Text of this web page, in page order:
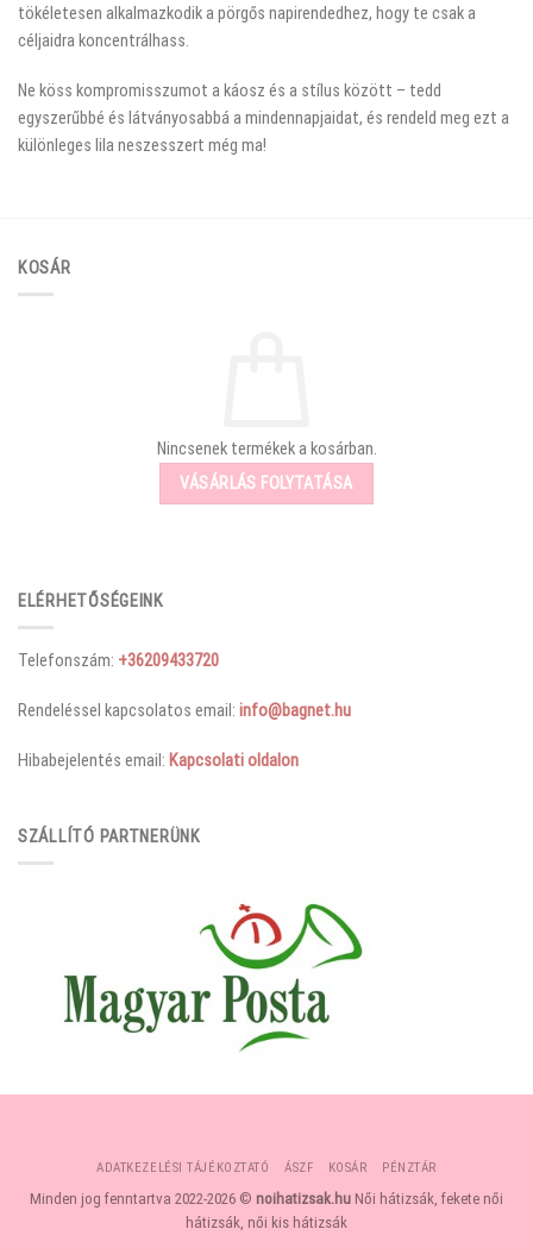
tökéletesen alkalmazkodik a pörgős napirendedhez, hogy te csak a
céljaidra koncentrálhass.
Ne köss kompromisszumot a káosz és a stílus között – tedd
egyszerűbbé és látványosabbá a mindennapjaidat, és rendeld meg ezt a
különleges lila neszesszert még ma!
KOSÁR
Nincsenek termékek a kosárban.
VÁSÁRLÁS FOLYTATÁSA
ELÉRHETŐSÉGEINK
Telefonszám: +36209433720
Rendeléssel kapcsolatos email: info@bagnet.hu
Hibabejelentés email: Kapcsolati oldalon
SZÁLLÍTÓ PARTNERÜNK
ADATKEZELÉSI TÁJÉKOZTATÓ ÁSZF KOSÁR PÉNZTÁR
Minden jog fenntartva 2022-2026 © noihatizsak.hu Női hátizsák, fekete női
hátizsák, női kis hátizsák